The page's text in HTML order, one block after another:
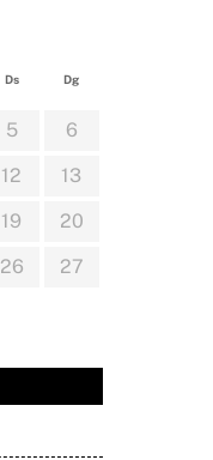
Ds Dg
5
6
12
13
19
20
26
27